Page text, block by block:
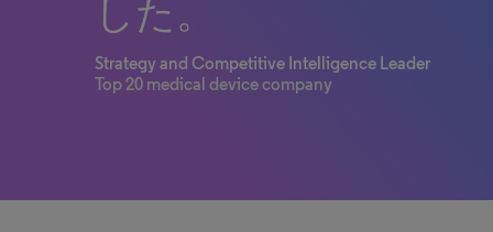
した。
Strategy and Competitive Intelligence Leader
Top 20 medical device company